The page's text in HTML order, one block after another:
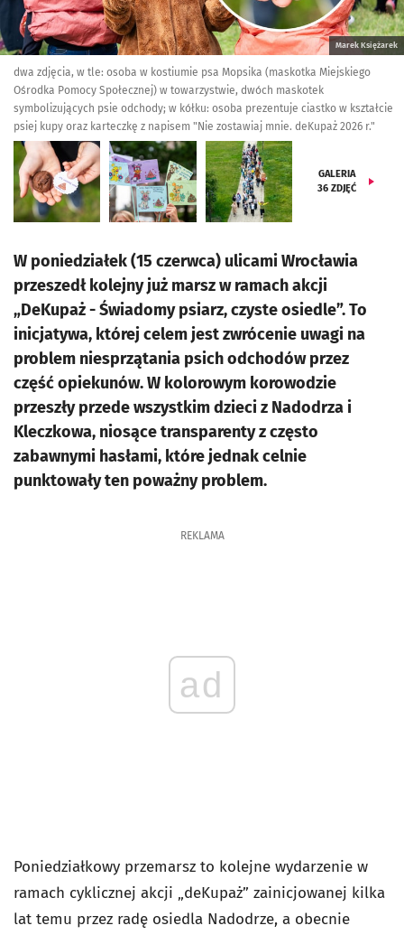
Marek Księżarek
dwa zdjęcia, w tle: osoba w kostiumie psa Mopsika (maskotka Miejskiego
Ośrodka Pomocy Społecznej) w towarzystwie, dwóch maskotek
symbolizujących psie odchody; w kółku: osoba prezentuje ciastko w kształcie
psiej kupy oraz karteczkę z napisem "Nie zostawiaj mnie. deKupaż 2026 r."
GALERIA
36 ZDJĘĆ
W poniedziałek (15 czerwca) ulicami Wrocławia
przeszedł kolejny już marsz w ramach akcji
„DeKupaż - Świadomy psiarz, czyste osiedle”. To
inicjatywa, której celem jest zwrócenie uwagi na
problem niesprzątania psich odchodów przez
część opiekunów. W kolorowym korowodzie
przeszły przede wszystkim dzieci z Nadodrza i
Kleczkowa, niosące transparenty z często
zabawnymi hasłami, które jednak celnie
punktowały ten poważny problem.
REKLAMA
ad
Poniedziałkowy przemarsz to kolejne wydarzenie w
ramach cyklicznej akcji „deKupaż” zainicjowanej kilka
lat temu przez radę osiedla Nadodrze, a obecnie